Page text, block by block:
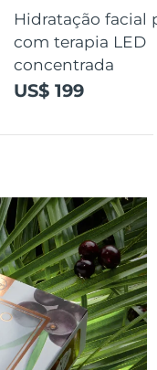
Hidratação facial
com terapia LED
concentrada
US$ 199